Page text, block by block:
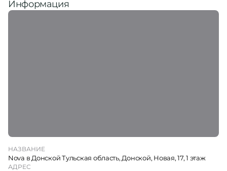
Информация
НАЗВАНИЕ
Nova в Донской Тульская область, Донской, Новая, 17, 1 этаж
АДРЕС